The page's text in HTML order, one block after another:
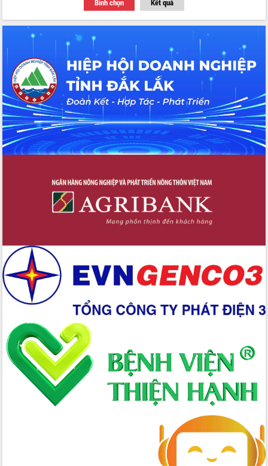
Đoàn đại biểu Quốc hội tỉnh Đắk Lắk
trao đổi thông tin trước Kỳ họp thứ
nhất, Quốc hội khóa XVI
Quyết liệt cải cách hành chính, khơi
thông nguồn lực phát triển
Nâng cao hiệu lực, hiệu quả HĐND
tỉnh thông qua hiện đại hóa hành chính
Xã Ea Phê gắn cải cách hành chính với
chuyển đổi số
Phó Chủ tịch Thường trực UBND tỉnh
Hồ Thị Nguyên Thảo làm việc tại Trung
tâm Phục vụ hành chính công xã Ea
Xây dựng nền hành chính số đồng
hành cùng nông dân dân, doanh nghiệp
Giai đoạn 2026-2030, Đắk Lắk phấn
đấu có 77% xã đạt chuẩn nông thôn
Chuyển đổi số 'mở đường' cho nông
nghiệp Đắk Lắk tăng trưởng bứt phá
Triển khai đồng bộ đo đạc, lập hồ sơ
địa chính, hoàn thiện cơ sở dữ liệu đất
đai
Ứng dụng sinh trắc học - Bước tiến
trong hành trình chuyển đổi số tại Đắk
Lắk
Đắk Lắk nâng cao hiệu quả công tác
Đảng từ Sổ tay đảng viên điện tử
Đắk Lắk đẩy mạnh nuôi biển công
nghệ, hướng tới phát triển thủy sản
Bình chọn Kết quả